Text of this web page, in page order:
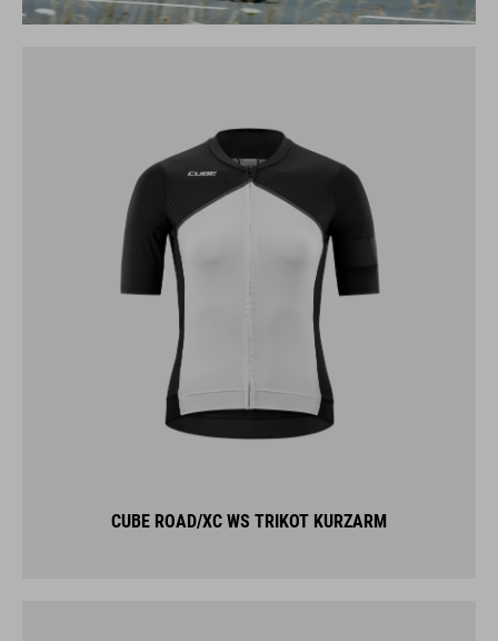
CUBE ROAD/XC WS TRIKOT KURZARM